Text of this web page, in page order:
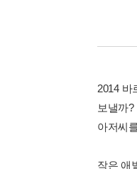
2014 바
보낼까
아저씨
작은 애